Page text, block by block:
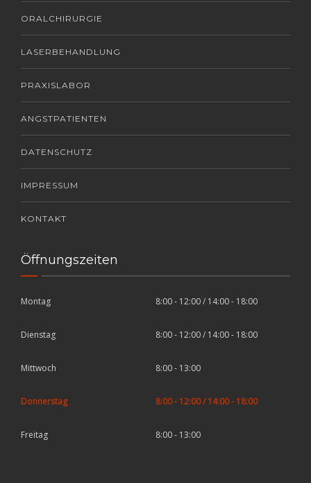
ORALCHIRURGIE
LASERBEHANDLUNG
PRAXISLABOR
ANGSTPATIENTEN
DATENSCHUTZ
IMPRESSUM
KONTAKT
Öffnungszeiten
Montag 8:00 - 12:00 / 14:00 - 18:00
Dienstag 8:00 - 12:00 / 14:00 - 18:00
Mittwoch 8:00 - 13:00
Donnerstag 8:00 - 12:00 / 14:00 - 18:00
Freitag 8:00 - 13:00